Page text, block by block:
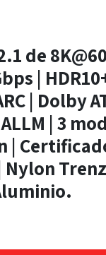
de
|
| Dolby
| 3
|